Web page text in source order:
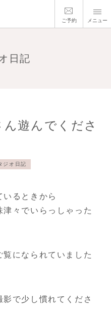
ご予約 メニュー
日記
遊んでくださ
ジオ日記
いるときから
々でいらっしゃった
になられていました
で少し慣れてくださ